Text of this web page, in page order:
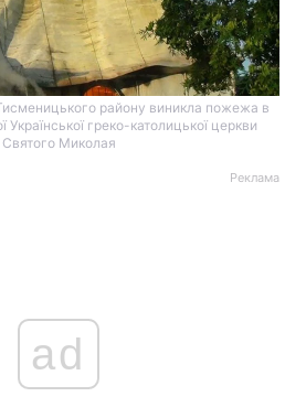
району виникла пожежа в
Української греко-католицької церкви
Святого Миколая
Реклама
ad